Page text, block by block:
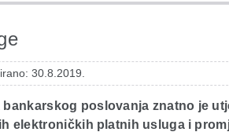
30.8.2019.
poslovanja znatno je
elektroničkih platnih usluga i